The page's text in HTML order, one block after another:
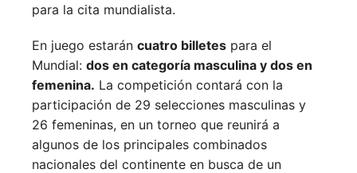
para la cita mundialista.
En juego estarán cuatro billetes para el
Mundial: dos en categoría masculina y dos en
femenina. La competición contará con la
participación de 29 selecciones masculinas y
26 femeninas, en un torneo que reunirá a
algunos de los principales combinados
nacionales del continente en busca de un